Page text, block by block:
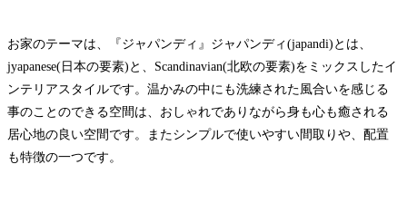
お家のテーマは、『ジャパンディ』ジャパンディ(japandi)とは、
jyapanese(日本の要素)と、Scandinavian(北欧の要素)をミックスしたイ
ンテリアスタイルです。温かみの中にも洗練された風合いを感じる
事のことのできる空間は、おしゃれでありながら身も心も癒される
居心地の良い空間です。またシンプルで使いやすい間取りや、配置
も特徴の一つです。